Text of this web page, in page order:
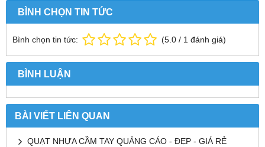
BÌNH CHỌN TIN TỨC
Bình chọn tin tức: (5.0 / 1 đánh giá)
BÌNH LUẬN
BÀI VIẾT LIÊN QUAN
QUẠT NHỰA CẦM TAY QUẢNG CÁO - ĐẸP - GIÁ RẺ